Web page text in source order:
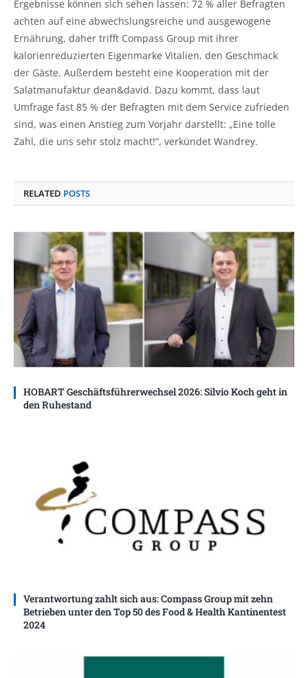
Ergebnisse können sich sehen lassen: 72 % aller Befragten
achten auf eine abwechslungsreiche und ausgewogene
Ernährung, daher trifft Compass Group mit ihrer
kalorienreduzierten Eigenmarke Vitalien, den Geschmack
der Gäste. Außerdem besteht eine Kooperation mit der
Salatmanufaktur dean&david. Dazu kommt, dass laut
Umfrage fast 85 % der Befragten mit dem Service zufrieden
sind, was einen Anstieg zum Vorjahr darstellt: „Eine tolle
Zahl, die uns sehr stolz macht!“, verkündet Wandrey.
RELATED POSTS
HOBART Geschäftsführerwechsel 2026: Silvio Koch geht in
den Ruhestand
Verantwortung zahlt sich aus: Compass Group mit zehn
Betrieben unter den Top 50 des Food & Health Kantinentest
2024